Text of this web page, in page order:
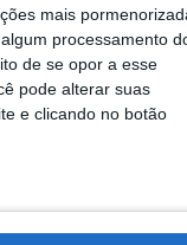
mais
processamento
de se opor a esse
pode alterar suas
e clicando no botão
nas
Branco e...
5 de Agosto, 2026